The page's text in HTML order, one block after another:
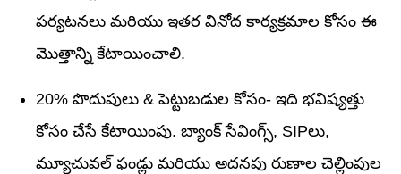
పర్యటనలు మరియు ఇతర వినోద కార్యక్రమాల కోసం ఈ
మొత్తాన్ని కేటాయించాలి.
20% పొదుపులు & పెట్టుబడుల కోసం- ఇది భవిష్యత్తు
కోసం చేసే కేటాయింపు. బ్యాంక్ సేవింగ్స్, SIPలు,
మ్యూచువల్ ఫండ్లు మరియు అదనపు రుణాల చెల్లింపుల